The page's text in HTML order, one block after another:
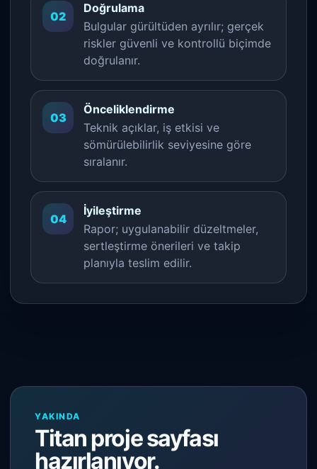
02
Doğrulama
Bulgular gürültüden ayrılır; gerçek
riskler güvenli ve kontrollü biçimde
doğrulanır.
03
Önceliklendirme
Teknik açıklar, iş etkisi ve
sömürülebilirlik seviyesine göre
sıralanır.
04
İyileştirme
Rapor; uygulanabilir düzeltmeler,
sertleştirme önerileri ve takip
planıyla teslim edilir.
YAKINDA
Titan proje sayfası
hazırlanıyor.